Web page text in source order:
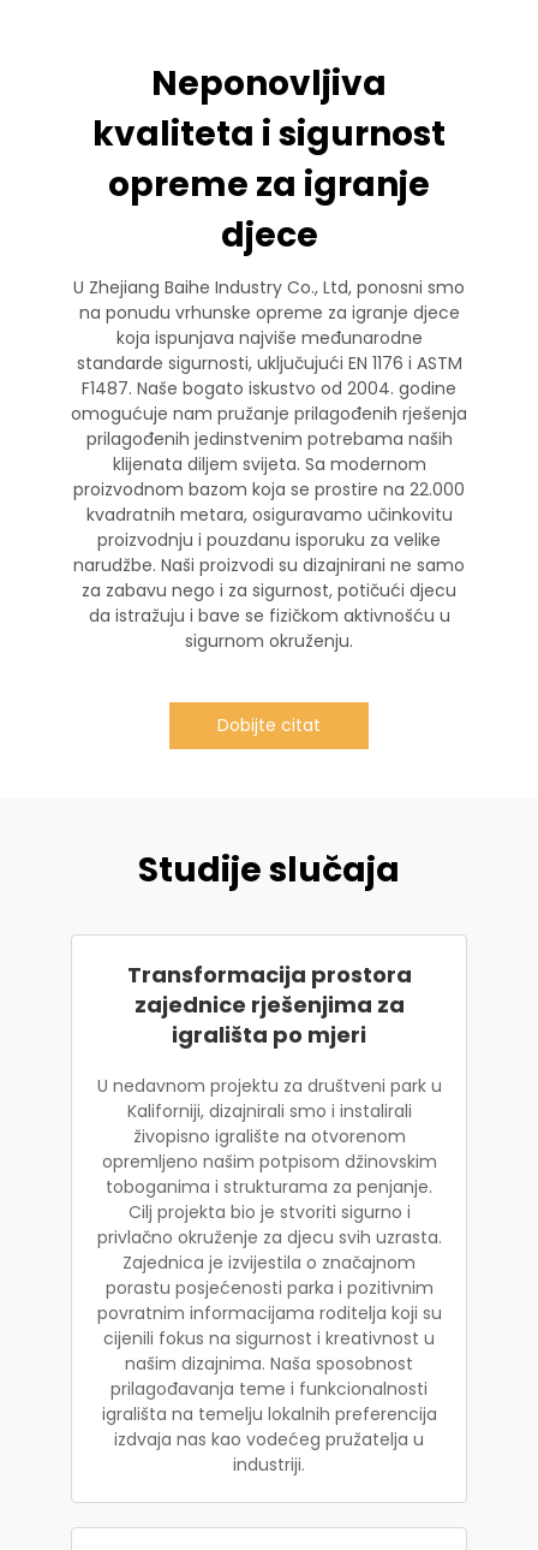
Neponovljiva
kvaliteta i sigurnost
opreme za igranje
djece
U Zhejiang Baihe Industry Co., Ltd, ponosni smo
na ponudu vrhunske opreme za igranje djece
koja ispunjava najviše međunarodne
standarde sigurnosti, uključujući EN 1176 i ASTM
F1487. Naše bogato iskustvo od 2004. godine
omogućuje nam pružanje prilagođenih rješenja
prilagođenih jedinstvenim potrebama naših
klijenata diljem svijeta. Sa modernom
proizvodnom bazom koja se prostire na 22.000
kvadratnih metara, osiguravamo učinkovitu
proizvodnju i pouzdanu isporuku za velike
narudžbe. Naši proizvodi su dizajnirani ne samo
za zabavu nego i za sigurnost, potičući djecu
da istražuju i bave se fizičkom aktivnošću u
sigurnom okruženju.
Dobijte citat
Studije slučaja
Transformacija prostora
zajednice rješenjima za
igrališta po mjeri
U nedavnom projektu za društveni park u
Kaliforniji, dizajnirali smo i instalirali
živopisno igralište na otvorenom
opremljeno našim potpisom džinovskim
toboganima i strukturama za penjanje.
Cilj projekta bio je stvoriti sigurno i
privlačno okruženje za djecu svih uzrasta.
Zajednica je izvijestila o značajnom
porastu posjećenosti parka i pozitivnim
povratnim informacijama roditelja koji su
cijenili fokus na sigurnost i kreativnost u
našim dizajnima. Naša sposobnost
prilagođavanja teme i funkcionalnosti
igrališta na temelju lokalnih preferencija
izdvaja nas kao vodećeg pružatelja u
industriji.